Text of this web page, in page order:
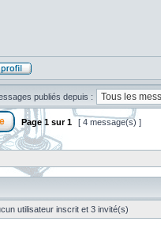
publiés depuis :
Page 1 sur1 [ 4 message(s) ]
utilisateur inscrit et 3 invité(s)